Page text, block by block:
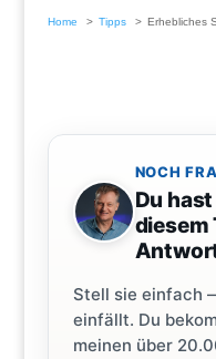
Home Tipps Erhebliches
NOCH
Du
diesem
Stell sie einfach
einfällt. Du
meinen über